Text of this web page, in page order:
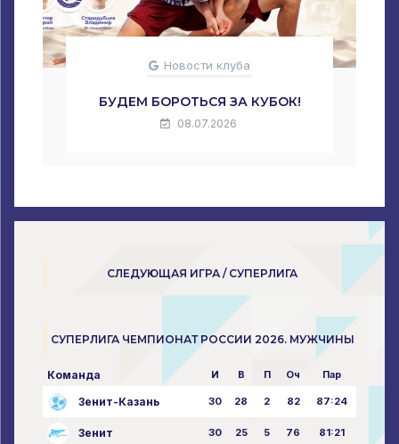
Новости клуба
БУДЕМ БОРОТЬСЯ ЗА КУБОК!
08.07.2026
СЛЕДУЮЩАЯ ИГРА / СУПЕРЛИГА
СУПЕРЛИГА ЧЕМПИОНАТ РОССИИ 2026. МУЖЧИНЫ
Команда И В П Оч Пар
Зенит-Казань 30 28 2 82 87:24
Зенит 30 25 5 76 81:21